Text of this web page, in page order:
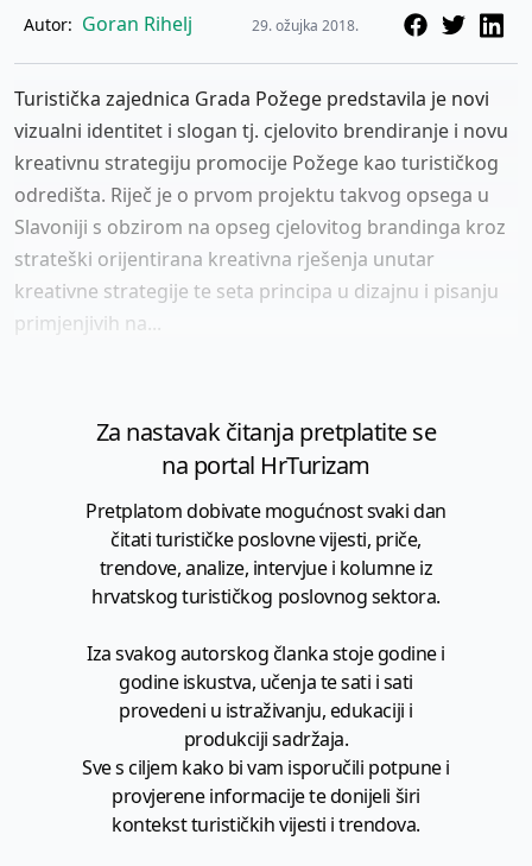
Autor: Goran Rihelj 29. ožujka 2018.
Turistička zajednica Grada Požege predstavila je novi
vizualni identitet i slogan tj. cjelovito brendiranje i novu
kreativnu strategiju promocije Požege kao turističkog
odredišta. Riječ je o prvom projektu takvog opsega u
Slavoniji s obzirom na opseg cjelovitog brandinga kroz
strateški orijentirana kreativna rješenja unutar
kreativne strategije te seta principa u dizajnu i pisanju
primjenjivih na...
Za nastavak čitanja pretplatite se
na portal HrTurizam
Pretplatom dobivate mogućnost svaki dan
čitati turističke poslovne vijesti, priče,
trendove, analize, intervjue i kolumne iz
hrvatskog turističkog poslovnog sektora.
Iza svakog autorskog članka stoje godine i
godine iskustva, učenja te sati i sati
provedeni u istraživanju, edukaciji i
produkciji sadržaja.
Sve s ciljem kako bi vam isporučili potpune i
provjerene informacije te donijeli širi
kontekst turističkih vijesti i trendova.